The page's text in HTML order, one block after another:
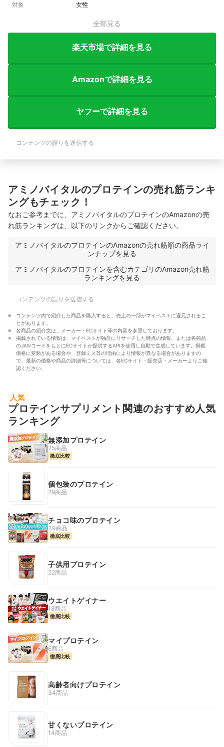
対象 女性
全部見る
楽天市場で詳細を見る
Amazonで詳細を見る
ヤフーで詳細を見る
コンテンツの誤りを送信する
アミノバイタルのプロテインの売れ筋ランキ
ングもチェック！
なおご参考までに、アミノバイタルのプロテインのAmazonの売
れ筋ランキングは、以下のリンクからご確認ください。
アミノバイタルのプロテインのAmazonの売れ筋順の商品ライ
ンナップを見る
アミノバイタルのプロテインを含むカテゴリのAmazon売れ筋
ランキングを見る
コンテンツの誤りを送信する
コンテンツ内で紹介した商品を購入すると、売上の一部がマイベストに還元されるこ
とがあります。
各商品の紹介文は、メーカー・ECサイト等の内容を参照しております。
掲載されている情報は、マイベストが独自にリサーチした時点の情報、または各商品
のJANコードをもとにECサイトが提供するAPIを使用し自動で生成しています。掲載
価格に変動がある場合や、登録ミス等の理由により情報が異なる場合がありますの
で、最新の価格や商品の詳細等については、各ECサイト・販売店・メーカーよりご確
認ください。
人気
プロテインサプリメント関連のおすすめ人気
ランキング
無添加プロテイン
25商品
徹底比較
個包装のプロテイン
29商品
チョコ味のプロテイン
39商品
徹底比較
子供用プロテイン
22商品
ウエイトゲイナー
18商品
徹底比較
マイプロテイン
6商品
徹底比較
高齢者向けプロテイン
34商品
甘くないプロテイン
14商品